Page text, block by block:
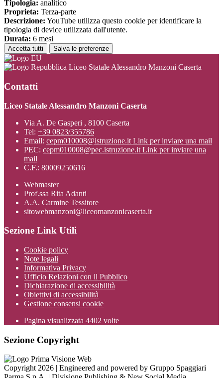
Tipologia: analitico
Proprieta: Terza-parte
Descrizione: YouTube utilizza questo cookie per identificare la
tipologia di device utilizzata dall'utente.
Durata: 6 mesi
Accetta tutti Salva le preferenze
Liceo Statale Alessandro Manzoni Caserta
Contatti
Liceo Statale Alessandro Manzoni Caserta
Via A. De Gasperi , 8100 Caserta
Tel: +39 0823/355786
Email: cepm010008@istruzione.it Link per inviare una mail
PEC: cepm010008@pec.istruzione.it Link per inviare una
mail
C.F.: 80009250616
Webmaster
Prof.ssa Rita Adanti
A.A. Carmine Tessitore
sitowebmanzoni@liceomanzonicaserta.it
Sezione Link Utili
Cookie policy
Note legali
Informativa Privacy
Ufficio Relazioni con il Pubblico
Dichiarazione di accessibilità
Obiettivi di accessibilità
Gestione consensi cookie
Pagina visualizzata 4402 volte
Sezione Copyright
Copyright 2026 | Engineered and powered by Gruppo Spaggiari